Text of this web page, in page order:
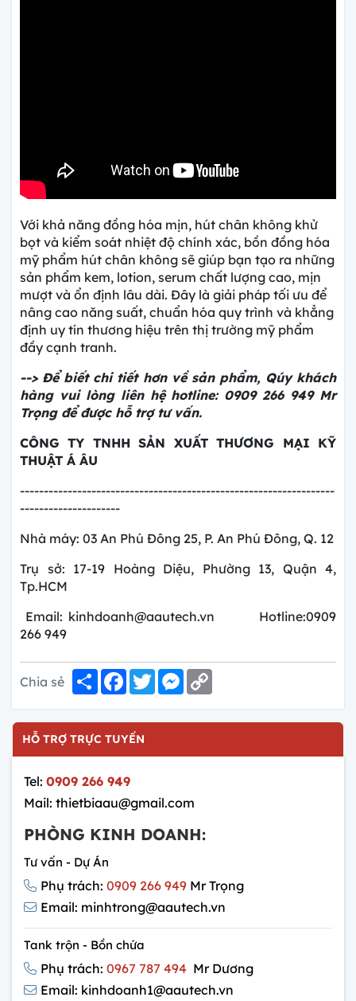
Với khả năng đồng hóa mịn, hút chân không khử
bọt và kiểm soát nhiệt độ chính xác, bồn đồng hóa
mỹ phẩm hút chân không sẽ giúp bạn tạo ra những
sản phẩm kem, lotion, serum chất lượng cao, mịn
mượt và ổn định lâu dài. Đây là giải pháp tối ưu để
nâng cao năng suất, chuẩn hóa quy trình và khẳng
định uy tín thương hiệu trên thị trường mỹ phẩm
đầy cạnh tranh.
--> Để biết chi tiết hơn về sản phẩm, Qúy khách
hàng vui lòng liên hệ hotline: 0909 266 949 Mr
Trọng để được hỗ trợ tư vấn.
CÔNG TY TNHH SẢN XUẤT THƯƠNG MẠI KỸ
THUẬT Á ÂU
------------------------------------------------------------------
---------------------
Nhà máy: 03 An Phú Đông 25, P. An Phú Đông, Q. 12
Trụ sở: 17-19 Hoàng Diệu, Phường 13, Quận 4,
Tp.HCM
Email: kinhdoanh@aautech.vn
Hotline:0909
266 949
Chia sẻ ShareFacebook
TwitterMessenger
HỖ TRỢ TRỰC TUYẾN
Tel: 0909 266 949
Mail: thietbiaau@gmail.com
PHÒNG KINH DOANH:
Tư vấn - Dự Án
Phụ trách: 0909 266 949 Mr Trọng
Email: minhtrong@aautech.vn
Tank trộn - Bồn chứa
Phụ trách: 0967 787 494 Mr Dương
Email: kinhdoanh1@aautech.vn